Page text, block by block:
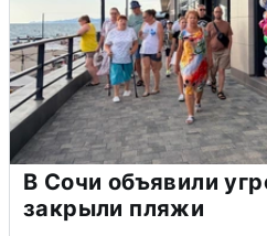
В Сочи объявили
закрыли пляжи